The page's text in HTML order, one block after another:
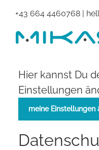
+43 664 4460768 |
Hier kannst Du
Einstellungen
meine Einstellungen